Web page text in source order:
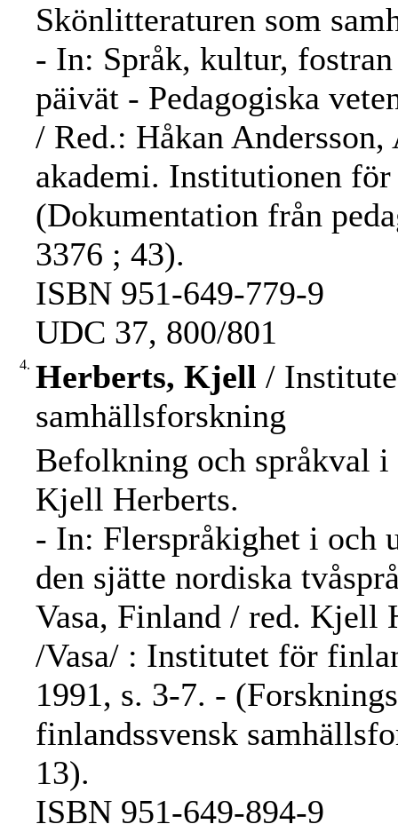
Skönlitteraturen som
- In: Språk, kultur,
päivät - Pedagogiska
/ Red.: Håkan
akademi. Institutionen
(Dokumentation från
3376 ; 43).
ISBN 951-649-779-9
UDC 37, 800/801
4. Herberts, Kjell /
samhällsforskning
Befolkning och språkval i
Kjell Herberts.
- In: Flerspråkighet i och
den sjätte nordiska
Vasa, Finland / red. Kjell
/Vasa/ : Institutet för
1991, s. 3-7. -
finlandssvensk
13).
ISBN 951-649-894-9